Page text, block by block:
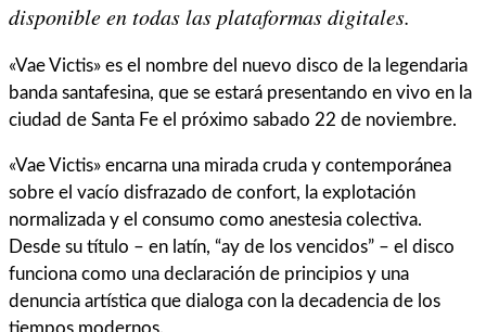
disponible en todas las plataformas digitales.
«Vae Victis» es el nombre del nuevo disco de la legendaria
banda santafesina, que se estará presentando en vivo en la
ciudad de Santa Fe el próximo sabado 22 de noviembre.
«Vae Victis» encarna una mirada cruda y contemporánea
sobre el vacío disfrazado de confort, la explotación
normalizada y el consumo como anestesia colectiva.
Desde su título – en latín, “ay de los vencidos” – el disco
funciona como una declaración de principios y una
denuncia artística que dialoga con la decadencia de los
tiempos modernos.